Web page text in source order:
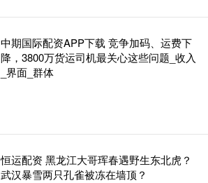
中期国际配资APP下载 竞争加码、运费下
降，3800万货运司机最关心这些问题_收入
_界面_群体
恒运配资 黑龙江大哥珲春遇野生东北虎？
武汉暴雪两只孔雀被冻在墙顶？